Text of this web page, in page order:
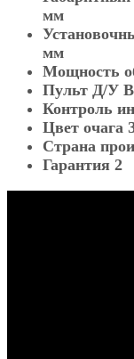
мм
мм
Мощность
Пульт Д/У В
Контроль
Цвет очага
Страна
Гарантия 2